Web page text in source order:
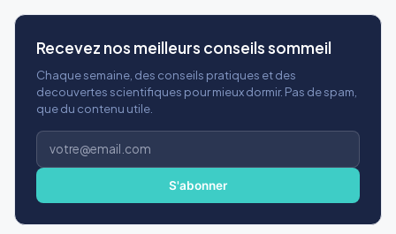
Recevez nos meilleurs conseils sommeil
Chaque semaine, des conseils pratiques et des
decouvertes scientifiques pour mieux dormir. Pas de spam,
que du contenu utile.
Adresse
e-
S'abonner